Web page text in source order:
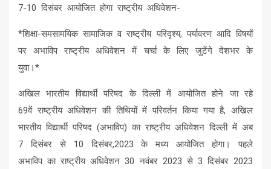
7-10 दिसंबर आयोजित होगा राष्ट्रीय अधिवेशन-
*शिक्षा-समसामयिक सामाजिक व राष्ट्रीय परिदृश्य, पर्यावरण आदि विषयों
पर अभाविप राष्ट्रीय अधिवेशन में चर्चा के लिए जुटेंगे देशभर के
युवा।*
अखिल भारतीय विद्यार्थी परिषद के दिल्ली में आयोजित होने जा रहे
69वें राष्ट्रीय अधिवेशन की तिथियों में परिवर्तन किया गया है, अखिल
भारतीय विद्यार्थी परिषद (अभाविप) का राष्ट्रीय अधिवेशन दिल्ली में अब
7 दिसंबर से 10 दिसंबर,2023 के मध्य आयोजित होगा। पहले
अभाविप का राष्ट्रीय अधिवेशन 30 नवंबर 2023 से 3 दिसंबर 2023